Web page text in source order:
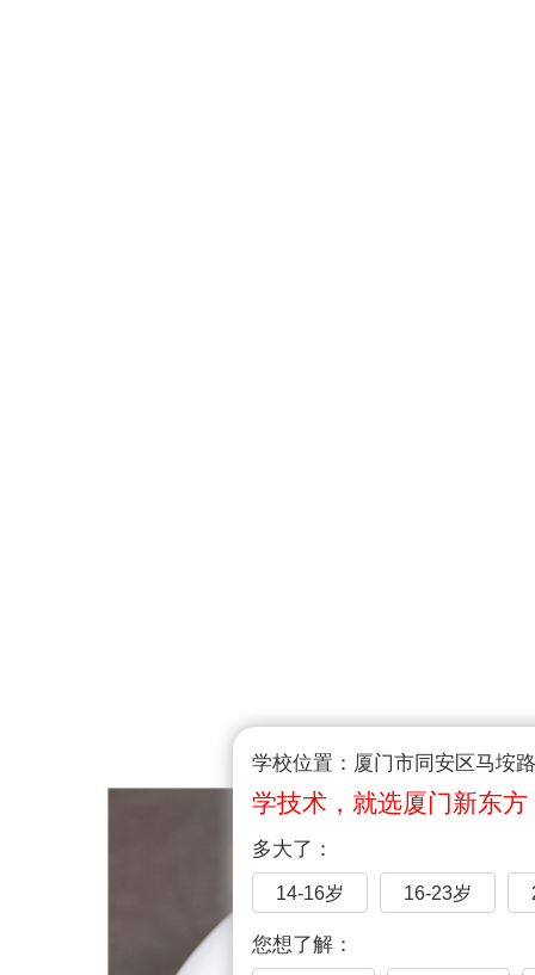
学校位置：厦门市同安区马垵
学技术，就选厦门新东方
多大了：
14-16岁 16-23岁
您想了解：